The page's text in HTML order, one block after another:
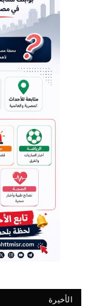
الأخيرة